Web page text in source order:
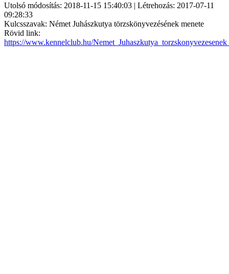
Utolsó módosítás: 2018-11-15 15:40:03 | Létrehozás: 2017-07-11
09:28:33
Kulcsszavak: Német Juhászkutya törzskönyvezésének menete
Rövid link:
https://www.kennelclub.hu/